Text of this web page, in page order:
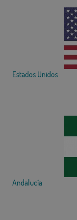
Estados Unidos
Andalucía